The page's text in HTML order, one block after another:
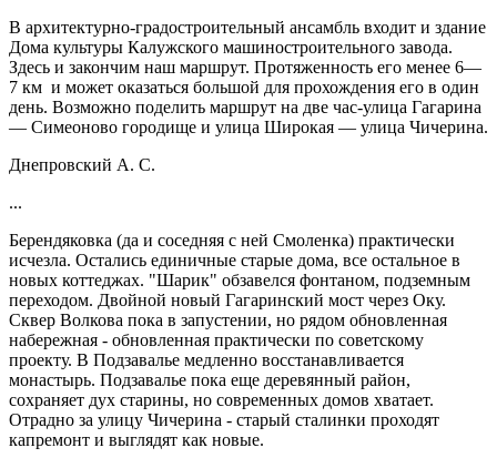
В архитектурно-градостроительный ансамбль входит и здание
Дома культуры Калужского машиностроительного завода.
Здесь и закончим наш маршрут. Протяженность его менее 6—
7 км и может оказаться большой для прохождения его в один
день. Возможно поделить маршрут на две час-улица Гагарина
— Симеоново городище и улица Широкая — улица Чичерина.
Днепровский А. С.
...
Берендяковка (да и соседняя с ней Смоленка) практически
исчезла. Остались единичные старые дома, все остальное в
новых коттеджах. "Шарик" обзавелся фонтаном, подземным
переходом. Двойной новый Гагаринский мост через Оку.
Сквер Волкова пока в запустении, но рядом обновленная
набережная - обновленная практически по советскому
проекту. В Подзавалье медленно восстанавливается
монастырь. Подзавалье пока еще деревянный район,
сохраняет дух старины, но современных домов хватает.
Отрадно за улицу Чичерина - старый сталинки проходят
капремонт и выглядят как новые.